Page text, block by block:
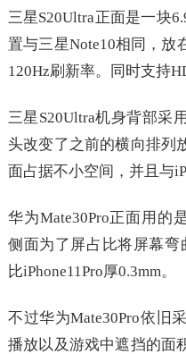
三星S20Ultra正面是一块
置与三星Note10相同，放
120Hz刷新率。同时支持
三星S20Ultra机身背部采
头改变了之前的横向排列
面占据不小空间，并且与
华为Mate30Pro正面用的
侧面为了屏占比将屏幕弯
比iPhone11Pro厚0.3mm。
不过华为Mate30Pro依旧
播放以及游戏中遮挡的面